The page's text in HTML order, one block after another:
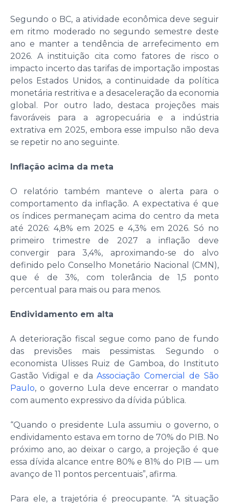
Segundo o BC, a atividade econômica deve seguir
em ritmo moderado no segundo semestre deste
ano e manter a tendência de arrefecimento em
2026. A instituição cita como fatores de risco o
impacto incerto das tarifas de importação impostas
pelos Estados Unidos, a continuidade da política
monetária restritiva e a desaceleração da economia
global. Por outro lado, destaca projeções mais
favoráveis para a agropecuária e a indústria
extrativa em 2025, embora esse impulso não deva
se repetir no ano seguinte.
Inflação acima da meta
O relatório também manteve o alerta para o
comportamento da inflação. A expectativa é que
os índices permaneçam acima do centro da meta
até 2026: 4,8% em 2025 e 4,3% em 2026. Só no
primeiro trimestre de 2027 a inflação deve
convergir para 3,4%, aproximando-se do alvo
definido pelo Conselho Monetário Nacional (CMN),
que é de 3%, com tolerância de 1,5 ponto
percentual para mais ou para menos.
Endividamento em alta
A deterioração fiscal segue como pano de fundo
das previsões mais pessimistas. Segundo o
economista Ulisses Ruiz de Gamboa, do Instituto
Gastão Vidigal e daAssociação Comercial de São
Paulo, o governo Lula deve encerrar o mandato
com aumento expressivo da dívida pública.
“Quando o presidente Lula assumiu o governo, o
endividamento estava em torno de 70% do PIB. No
próximo ano, ao deixar o cargo, a projeção é que
essa dívida alcance entre 80% e 81% do PIB — um
avanço de 11 pontos percentuais”, afirma.
Para ele, a trajetória é preocupante. “A situação